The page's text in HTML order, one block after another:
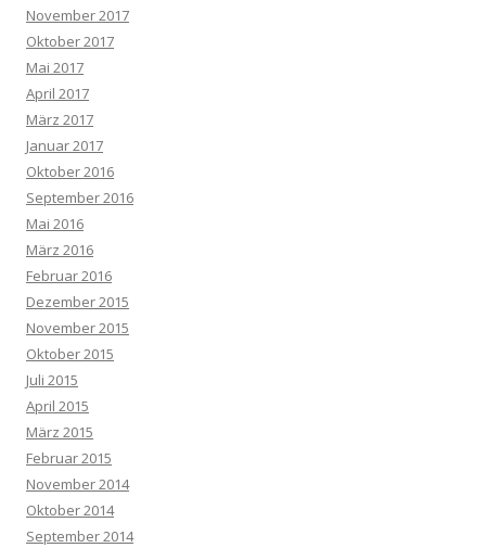
November 2017
Oktober 2017
Mai 2017
April 2017
März 2017
Januar 2017
Oktober 2016
September 2016
Mai 2016
März 2016
Februar 2016
Dezember 2015
November 2015
Oktober 2015
Juli 2015
April 2015
März 2015
Februar 2015
November 2014
Oktober 2014
September 2014